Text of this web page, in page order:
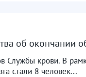
об окончании
Службы крови. В
стали 8 человек...